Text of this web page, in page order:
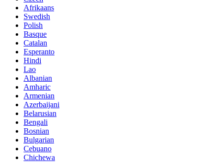
Afrikaans
Swedish
Polish
Basque
Catalan
Esperanto
Hindi
Lao
Albanian
Amharic
Armenian
Azerbaijani
Belarusian
Bengali
Bosnian
Bulgarian
Cebuano
Chichewa